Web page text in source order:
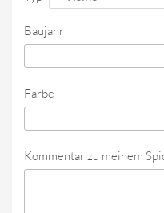
Baujahr
Farbe
Kommentar zu meinem